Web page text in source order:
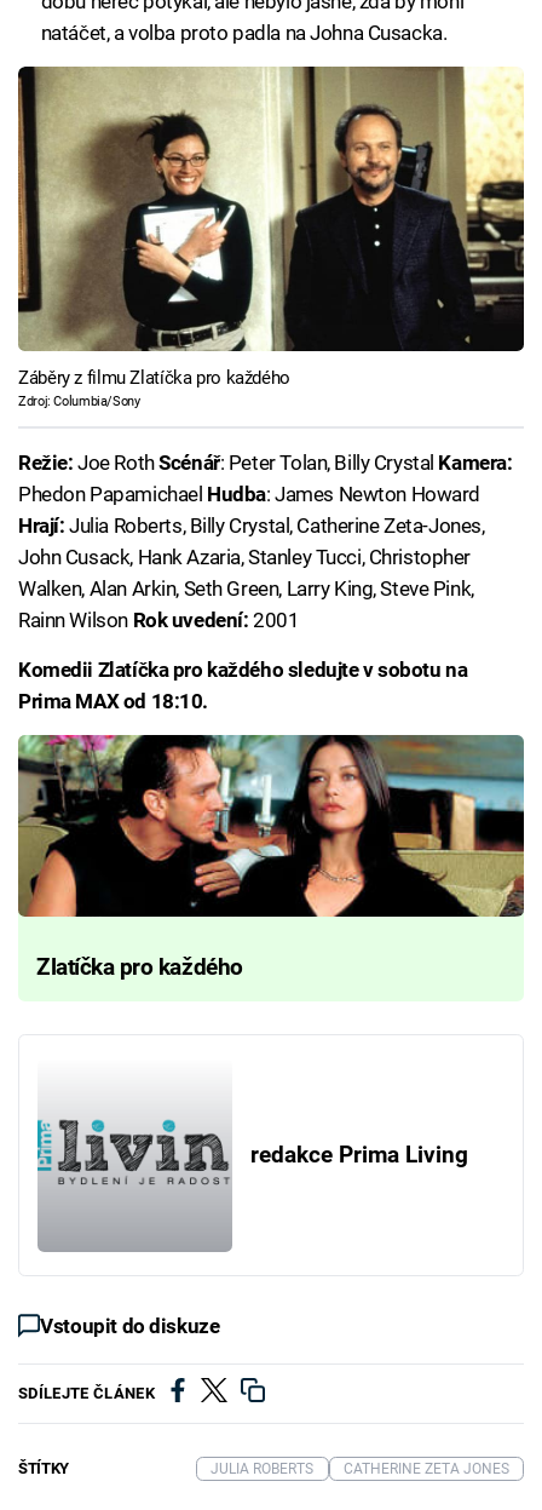
natáčet, a volba proto padla na Johna Cusacka.
Záběry z filmu Zlatíčka pro každého
Zdroj: Columbia/Sony
Režie: Joe RothScénář: Peter Tolan, Billy Crystal Kamera:
Phedon Papamichael Hudba: James Newton Howard
Hrají: Julia Roberts, Billy Crystal, Catherine Zeta-Jones,
John Cusack, Hank Azaria, Stanley Tucci, Christopher
Walken, Alan Arkin, Seth Green, Larry King, Steve Pink,
Rainn Wilson Rok uvedení: 2001
Komedii Zlatíčka pro každého sledujte v sobotu na
Prima MAX od 18:10.
Zlatíčka pro každého
redakce Prima Living
Vstoupit do diskuze
SDÍLEJTE ČLÁNEK
ŠTÍTKY JULIA ROBERTS CATHERINE ZETA JONES